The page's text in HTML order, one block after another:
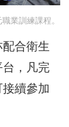
業訓練課程。
合衛生
，凡完
續參加